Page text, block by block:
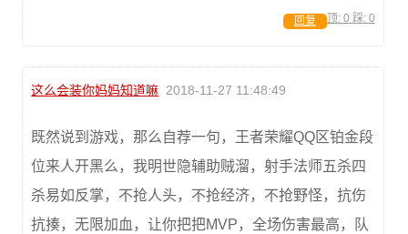
顶: 0 踩: 0
回复
这么会装你妈妈知道嘛 2018-11-27 11:48:49
既然说到游戏，那么自荐一句，王者荣耀QQ区铂金段
位来人开黑么，我明世隐辅助贼溜，射手法师五杀四
杀易如反掌，不抢人头，不抢经济，不抢野怪，抗伤
抗揍，无限加血，让你把把MVP，全场伤害最高，队